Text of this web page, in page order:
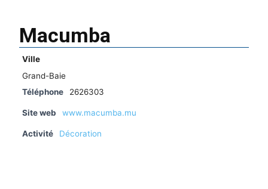
Macumba
Ville
Grand-Baie
Téléphone
2626303
Site web www.macumba.mu
Activité Décoration